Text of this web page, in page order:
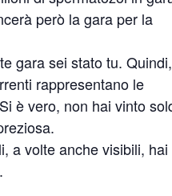
però la gara per la
gara sei stato tu. Quindi,
rappresentano le
è vero, non hai vinto
a volte anche visibili, hai